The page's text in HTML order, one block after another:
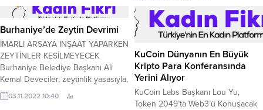
Burhaniye’de Zeytin Devrimi
İMARLI ARSAYA İNŞAAT YAPARKEN
ZEYTİNLER KESİLMEYECEK
Burhaniye Belediye Başkanı Ali
Kemal Deveciler, zeytinlik yasasıyla,
daha önce imara açılmış olan
arsalara yapılacak inşaat alanlarında
03.11.2022 10:40
KuCoin Dünyanın En Büyük
Kripto Para Konferansında
Yerini Alıyor
KuCoin Labs Başkanı Lou Yu,
Token 2049’ta Web3’ü Konuşacak